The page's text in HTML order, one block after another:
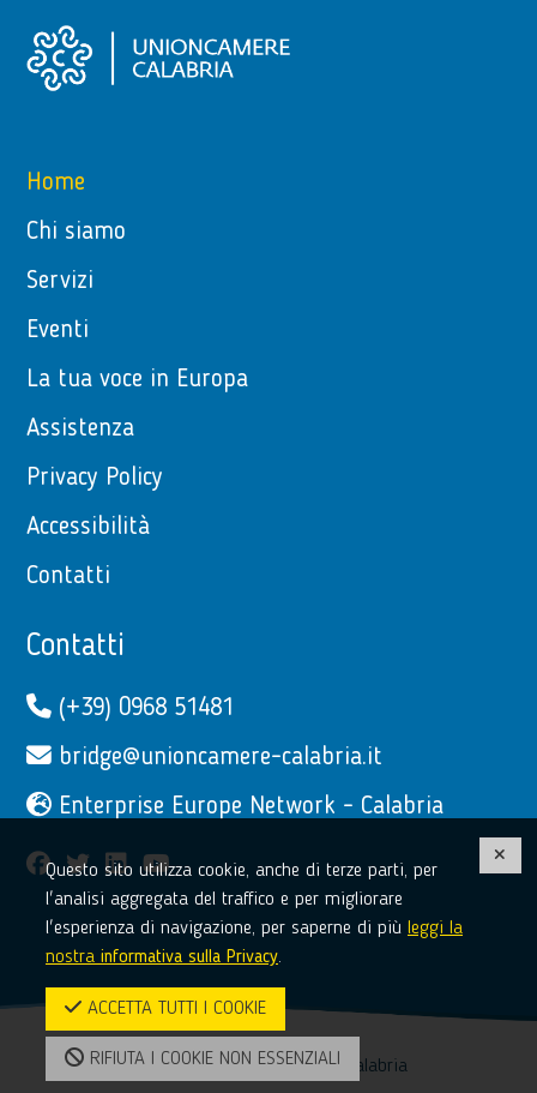
Home
Chi siamo
Servizi
Eventi
La tua voce in Europa
Assistenza
Privacy Policy
Accessibilità
Contatti
Contatti
(+39) 0968 51481
bridge@unioncamere-calabria.it
Enterprise Europe Network - Calabria
facebook
twitterlinkedinyoutube
© 2017-2026 Unioncamere Calabria
Questo sito utilizza cookie, anche di terze parti, per
l'analisi aggregata del traffico e per migliorare
l'esperienza di navigazione, per saperne di più leggi la
nostra informativa sulla Privacy.
ACCETTA TUTTI I COOKIE
RIFIUTA I COOKIE NON ESSENZIALI